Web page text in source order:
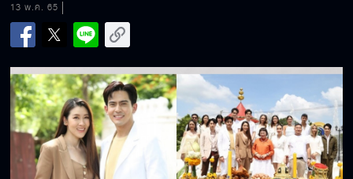
13 พ.ค. 65